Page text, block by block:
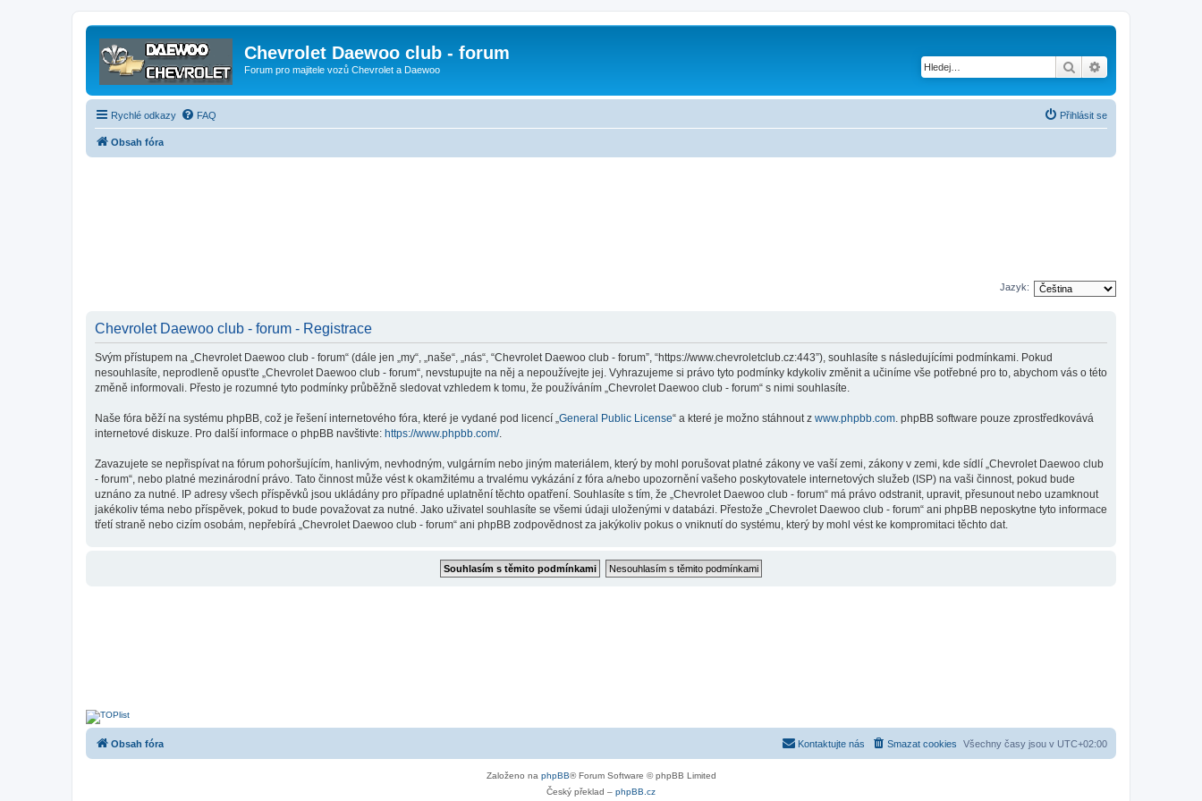
Chevrolet Daewoo club - forum
Forum pro majitele vozů Chevrolet a Daewoo Hledat
Rychlé odkazy FAQ Přihlásit se
Obsah fóra
Jazyk:
Chevrolet Daewoo club - forum - Registrace
Svým přístupem na „Chevrolet Daewoo club - forum“ (dále jen „my“, „naše“, „nás“, “Chevrolet Daewoo club - forum”, “https://www.chevroletclub.cz:443”), souhlasíte s následujícími podmínkami. Pokud
nesouhlasíte, neprodleně opusťte „Chevrolet Daewoo club - forum“, nevstupujte na něj a nepoužívejte jej. Vyhrazujeme si právo tyto podmínky kdykoliv změnit a učiníme vše potřebné pro to, abychom vás o této
změně informovali. Přesto je rozumné tyto podmínky průběžně sledovat vzhledem k tomu, že používáním „Chevrolet Daewoo club - forum“ s nimi souhlasíte.
Naše fóra běží na systému phpBB, což je řešení internetového fóra, které je vydané pod licencí „General Public License“ a které je možno stáhnout z www.phpbb.com. phpBB software pouze zprostředkovává
internetové diskuze. Pro další informace o phpBB navštivte: https://www.phpbb.com/.
Zavazujete se nepřispívat na fórum pohoršujícím, hanlivým, nevhodným, vulgárním nebo jiným materiálem, který by mohl porušovat platné zákony ve vaší zemi, zákony v zemi, kde sídlí „Chevrolet Daewoo club
- forum“, nebo platné mezinárodní právo. Tato činnost může vést k okamžitému a trvalému vykázání z fóra a/nebo upozornění vašeho poskytovatele internetových služeb (ISP) na vaši činnost, pokud bude
uznáno za nutné. IP adresy všech příspěvků jsou ukládány pro případné uplatnění těchto opatření. Souhlasíte s tím, že „Chevrolet Daewoo club - forum“ má právo odstranit, upravit, přesunout nebo uzamknout
jakékoliv téma nebo příspěvek, pokud to bude považovat za nutné. Jako uživatel souhlasíte se všemi údaji uloženými v databázi. Přestože „Chevrolet Daewoo club - forum“ ani phpBB neposkytne tyto informace
třetí straně nebo cizím osobám, nepřebírá „Chevrolet Daewoo club - forum“ ani phpBB zodpovědnost za jakýkoliv pokus o vniknutí do systému, který by mohl vést ke kompromitaci těchto dat.
Obsah fóra Všechny časy jsou v UTC+02:00
Smazat cookies
Kontaktujte nás
Založeno na phpBB® Forum Software © phpBB Limited
Český překlad – phpBB.cz